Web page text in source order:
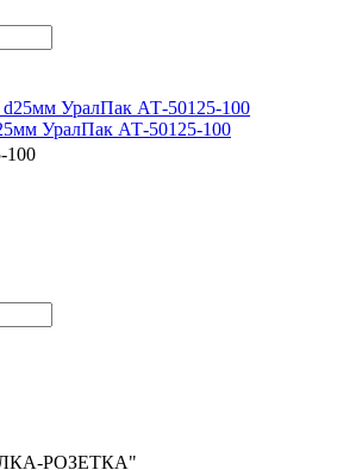
УралПак АТ-50125-100
100
РОЗЕТКА"